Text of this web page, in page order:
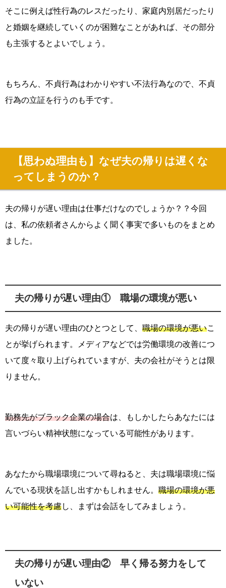
そこに例えば性行為のレスだったり、家庭内別居だったり
と婚姻を継続していくのが困難なことがあれば、その部分
も主張するとよいでしょう。
もちろん、不貞行為はわかりやすい不法行為なので、不貞
行為の立証を行うのも手です。
【思わぬ理由も】なぜ夫の帰りは遅くな
ってしまうのか？
夫の帰りが遅い理由は仕事だけなのでしょうか？？今回
は、私の依頼者さんからよく聞く事実で多いものをまとめ
ました。
夫の帰りが遅い理由① 職場の環境が悪い
夫の帰りが遅い理由のひとつとして、 職場の環境が悪い こ
とが挙げられます。メディアなどでは労働環境の改善につ
いて度々取り上げられていますが、夫の会社がそうとは限
りません。
勤務先がブラック企業の場合は、もしかしたらあなたには
言いづらい精神状態になっている可能性があります。
あなたから職場環境について尋ねると、夫は職場環境に悩
んでいる現状を話し出すかもしれません。 職場の環境が悪
い可能性を考慮し、まずは会話をしてみましょう。
夫の帰りが遅い理由② 早く帰る努力をして
いない